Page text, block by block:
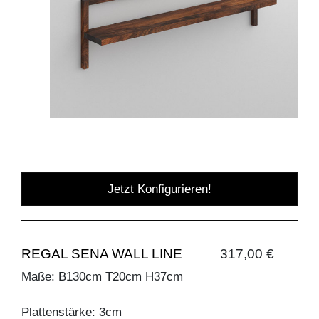
Jetzt Konfigurieren!
REGAL SENA WALL LINE 317,00 €
Maße: B130cm T20cm H37cm
Plattenstärke: 3cm